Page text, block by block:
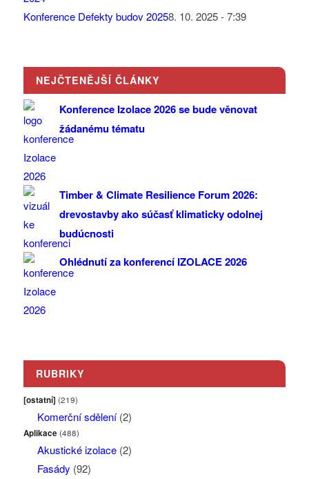
Konference Defekty budov 20258. 10. 2025 - 7:39
NEJČTENĚJŠÍ ČLÁNKY
Konference Izolace 2026 se bude věnovat
žádanému tématu
Timber & Climate Resilience Forum 2026:
drevostavby ako súčasť klimaticky odolnej
budúcnosti
Ohlédnutí za konferencí IZOLACE 2026
RUBRIKY
[ostatní] (219)
Komerční sdělení(2)
Aplikace (488)
Akustické izolace(2)
Fasády (92)